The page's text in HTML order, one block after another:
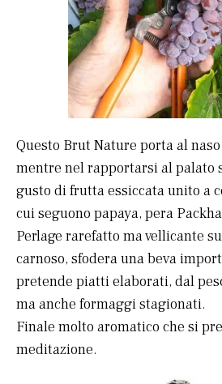
Questo Brut Nature porta al
mentre nel rapportarsi al palato
gusto di frutta essiccata unito a
cui seguono papaya, pera
Perlage rarefatto ma vellicante
carnoso, sfodera una beva
pretende piatti elaborati, dal
ma anche formaggi stagionati.
Finale molto aromatico che si
meditazione.